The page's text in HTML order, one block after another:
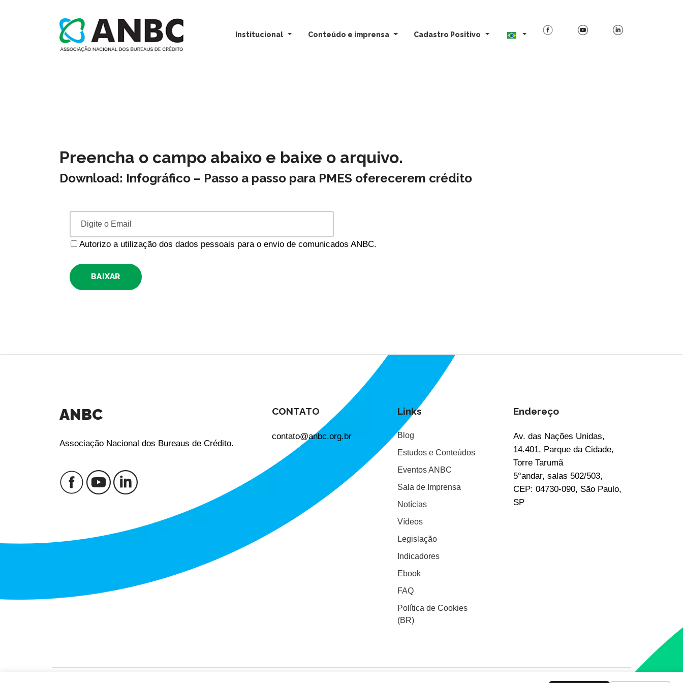
Institucional Conteúdo e imprensa Cadastro Positivo
Preencha o campo abaixo e baixe o arquivo.
Download: Infográfico – Passo a passo para PMES oferecerem crédito
Autorizo a utilização dos dados pessoais para o envio de comunicados ANBC.
BAIXAR
ANBC
Associação Nacional dos Bureaus de Crédito.
CONTATO
contato@anbc.org.br
Links
Blog
Estudos e Conteúdos
Eventos ANBC
Sala de Imprensa
Notícias
Vídeos
Legislação
Indicadores
Ebook
FAQ
Política de Cookies
(BR)
Endereço
Av. das Nações Unidas,
14.401, Parque da Cidade,
Torre Tarumã
5°andar, salas 502/503,
CEP: 04730-090, São Paulo,
SP